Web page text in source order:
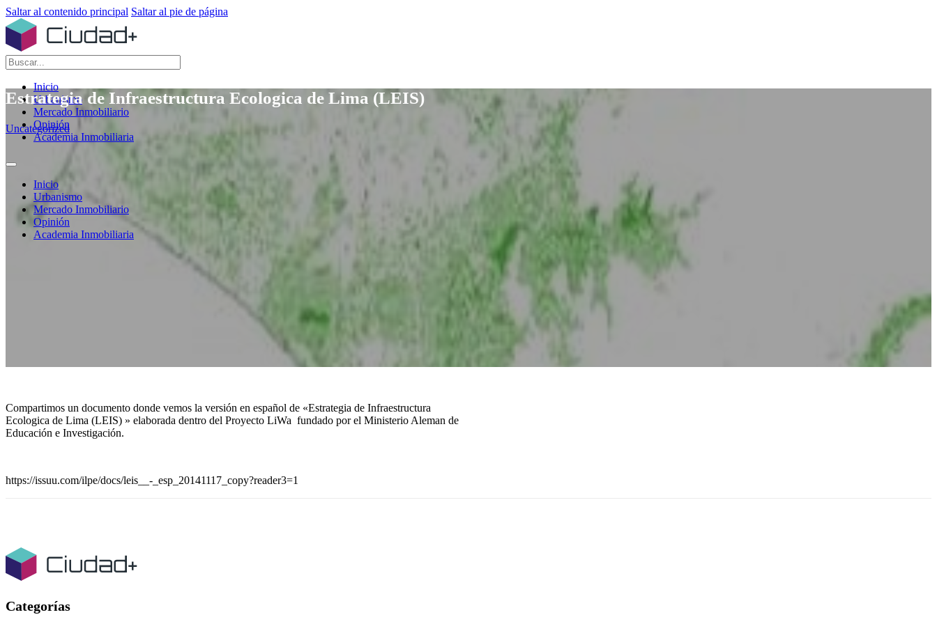
Saltar al contenido principal Saltar al pie de página
Buscar
Inicio
Urbanismo
Mercado Inmobiliario
Opinión
Academia Inmobiliaria
Inicio
Urbanismo
Mercado Inmobiliario
Opinión
Academia Inmobiliaria
Estrategia de Infraestructura Ecologica de Lima (LEIS)
Uncategorized
Compartimos un documento donde vemos la versión en español de «Estrategia de Infraestructura
Ecologica de Lima (LEIS) » elaborada dentro del Proyecto LiWa fundado por el Ministerio Aleman de
Educación e Investigación.
https://issuu.com/ilpe/docs/leis__-_esp_20141117_copy?reader3=1
Categorías